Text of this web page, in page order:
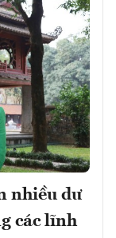
nhiều dư
các lĩnh